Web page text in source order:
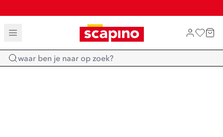
TOT 70% KORTING OP SALE
SHOP NIEUW
Home